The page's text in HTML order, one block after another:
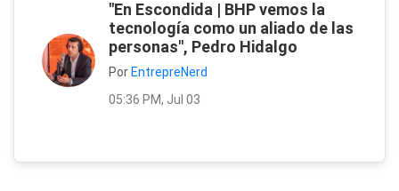
"En Escondida | BHP vemos la
tecnología como un aliado de las
personas", Pedro Hidalgo
Por EntrepreNerd
05:36 PM, Jul 03